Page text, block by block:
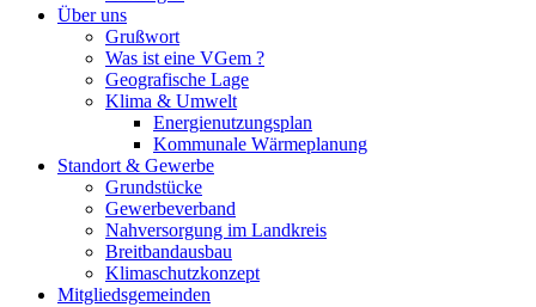
Über uns
Grußwort
Was ist eine VGem ?
Geografische Lage
Klima & Umwelt
Energienutzungsplan
Kommunale Wärmeplanung
Standort & Gewerbe
Grundstücke
Gewerbeverband
Nahversorgung im Landkreis
Breitbandausbau
Klimaschutzkonzept
Mitgliedsgemeinden